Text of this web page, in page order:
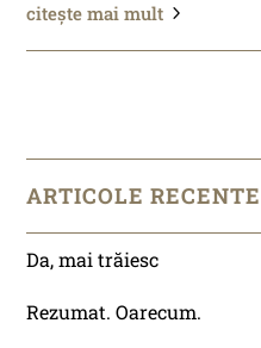
citește mai mult
ARTICOLE RECENTE
Da, mai trăiesc
Rezumat. Oarecum.